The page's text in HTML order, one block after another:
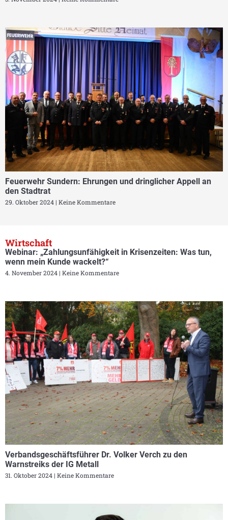
Feuerwehr Sundern: Ehrungen und dringlicher Appell an
den Stadtrat
29. Oktober 2024 Keine Kommentare
Wirtschaft
Webinar: „Zahlungsunfähigkeit in Krisenzeiten: Was tun,
wenn mein Kunde wackelt?“
4. November 2024 Keine Kommentare
Verbandsgeschäftsführer Dr. Volker Verch zu den
Warnstreiks der IG Metall
31. Oktober 2024 Keine Kommentare